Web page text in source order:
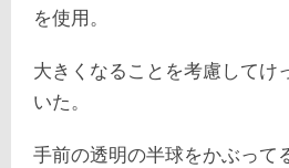
を使用。
大きくなることを考慮してけ
いた。
手前の透明の半球をかぶって